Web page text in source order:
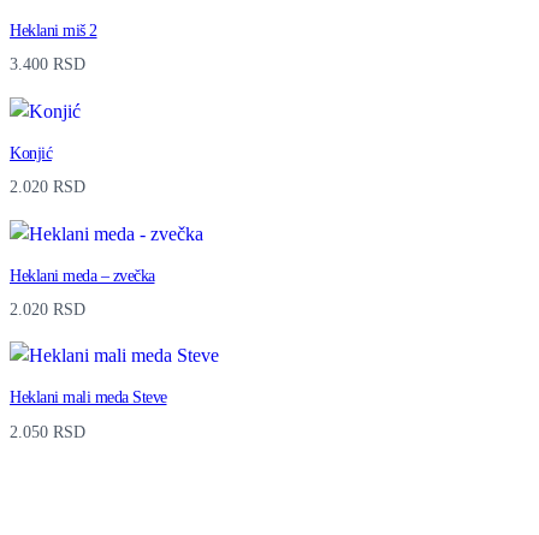
j
a
q
a
n
i
y
Heklani miš 2
3.400 RSD
Konjić
2.020 RSD
Heklani meda – zvečka
2.020 RSD
Heklani mali meda Steve
2.050 RSD